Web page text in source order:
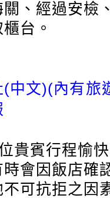
、經過安檢
台。
(中文)(內有旅
貴賓行程愉
會因飯店確
可抗拒之因